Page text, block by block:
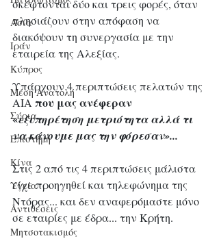
Ασία
Ιράν
Κύπρος
Μέση Ανατολή
Σύρια
Επιστήμη
Kίνα
Υγεία
Aντιθέσεις
Μητσοτακισμός
σκέφτονται δύο και τρεις φορές, όταν
πλησιάζουν στην απόφαση να
διακόψουν τη συνεργασία με την
εταιρεία της Αλεξίας.
Υπάρχουν 4 περιπτώσεις πελατών της
AIA που μας ανέφεραν
«εξυπηρέτηση μετριότητα αλλά τι
να κάνουμε μας την φόρεσαν»...
Στις 2 από τις 4 περιπτώσεις μάλιστα
είχε προηγηθεί και τηλεφώνημα της
Ντόρας... και δεν αναφερόμαστε μόνο
σε εταιρίες με έδρα... την Κρήτη.